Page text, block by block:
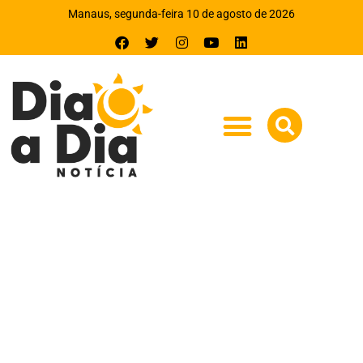
Manaus, segunda-feira 10 de agosto de 2026